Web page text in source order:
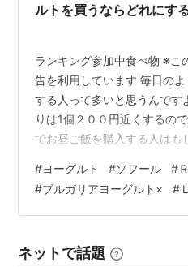
ルトを買うならどれにす
ランキング参加中食べ物 ※こ
告を利用しています 毎日の
する人って多いと思うんです
りは1個２００円近くするの
でお昼ご飯を購入する人はも
だけ購入するとか、そんな人
か 僕はコンビニでおにぎり１
菜ジュースにカロリーメイ
にさっさと昼食を済ませて
#ヨーグルト #ソフール #
#ブルガリアヨーグルト× #
ネットで話題